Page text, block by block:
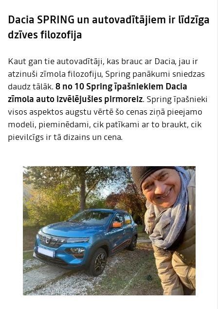
Dacia SPRING un autovadītājiem ir līdzīga
dzīves filozofija
Kaut gan tie autovadītāji, kas brauc ar Dacia, jau ir
atzinuši zīmola filozofiju, Spring panākumi sniedzas
daudz tālāk. 8 no 10 Spring īpašniekiem Dacia
zīmola auto izvēlējušies pirmoreiz. Spring īpašnieki
visos aspektos augstu vērtē šo cenas ziņā pieejamo
modeli, pieminēdami, cik patīkami ar to braukt, cik
pievilcīgs ir tā dizains un cena.